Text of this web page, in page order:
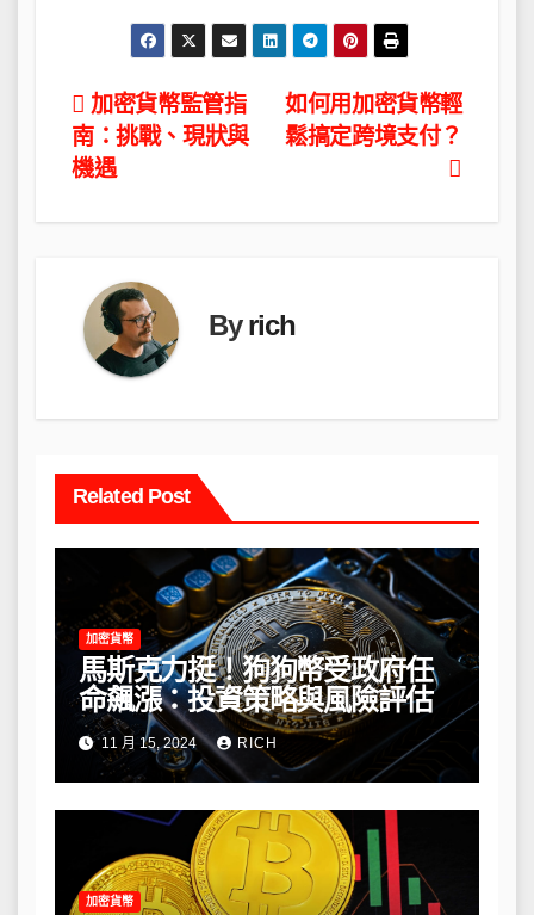
文
章
導
如何用加密貨幣輕
鬆搞定跨境支付？
加密貨幣監管指
南：挑戰、現狀與
機遇
Byrich
Related Post
加密貨幣
馬斯克力挺！狗狗幣受政府任
命飆漲：投資策略與風險評估
11 月 15, 2024 RICH
加密貨幣